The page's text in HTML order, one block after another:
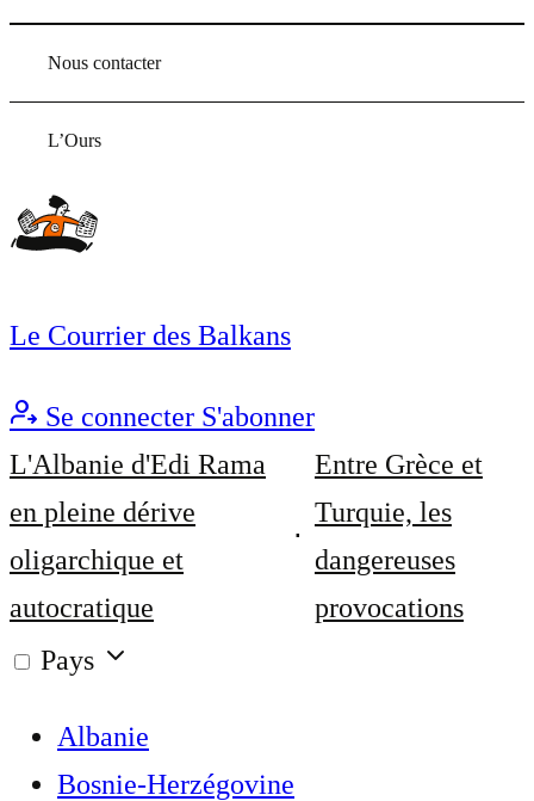
Nous contacter
L’Ours
Le Courrier des Balkans
Se connecter S'abonner
L'Albanie d'Edi Rama
en pleine dérive
oligarchique et
autocratique
Entre Grèce et
Turquie, les
dangereuses
provocations
Pays
Albanie
Bosnie-Herzégovine